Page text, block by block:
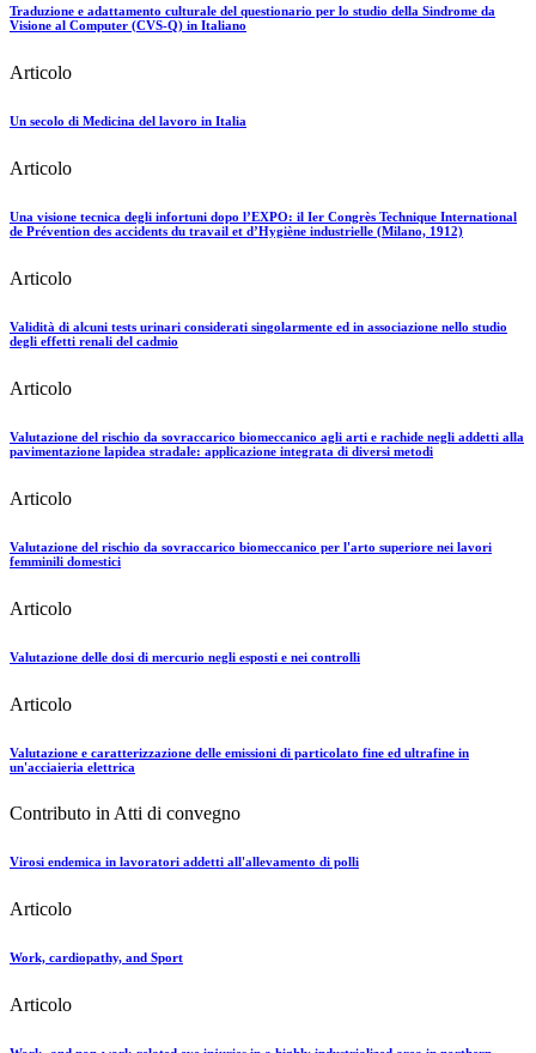
Traduzione e adattamento culturale del questionario per lo studio della Sindrome da
Visione al Computer (CVS-Q) in Italiano
Articolo
Un secolo di Medicina del lavoro in Italia
Articolo
Una visione tecnica degli infortuni dopo l’EXPO: il Ier Congrès Technique International
de Prévention des accidents du travail et d’Hygiène industrielle (Milano, 1912)
Articolo
Validità di alcuni tests urinari considerati singolarmente ed in associazione nello studio
degli effetti renali del cadmio
Articolo
Valutazione del rischio da sovraccarico biomeccanico agli arti e rachide negli addetti alla
pavimentazione lapidea stradale: applicazione integrata di diversi metodi
Articolo
Valutazione del rischio da sovraccarico biomeccanico per l'arto superiore nei lavori
femminili domestici
Articolo
Valutazione delle dosi di mercurio negli esposti e nei controlli
Articolo
Valutazione e caratterizzazione delle emissioni di particolato fine ed ultrafine in
un'acciaieria elettrica
Contributo in Atti di convegno
Virosi endemica in lavoratori addetti all'allevamento di polli
Articolo
Work, cardiopathy, and Sport
Articolo